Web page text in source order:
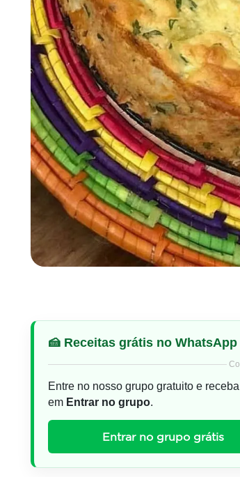
🍰 Receitas grátis no WhatsApp
Entre no nosso grupo gratuito e
em Entrar no grupo.
Entrar no grupo grátis